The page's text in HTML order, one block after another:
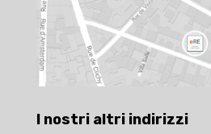
I nostri altri indirizzi